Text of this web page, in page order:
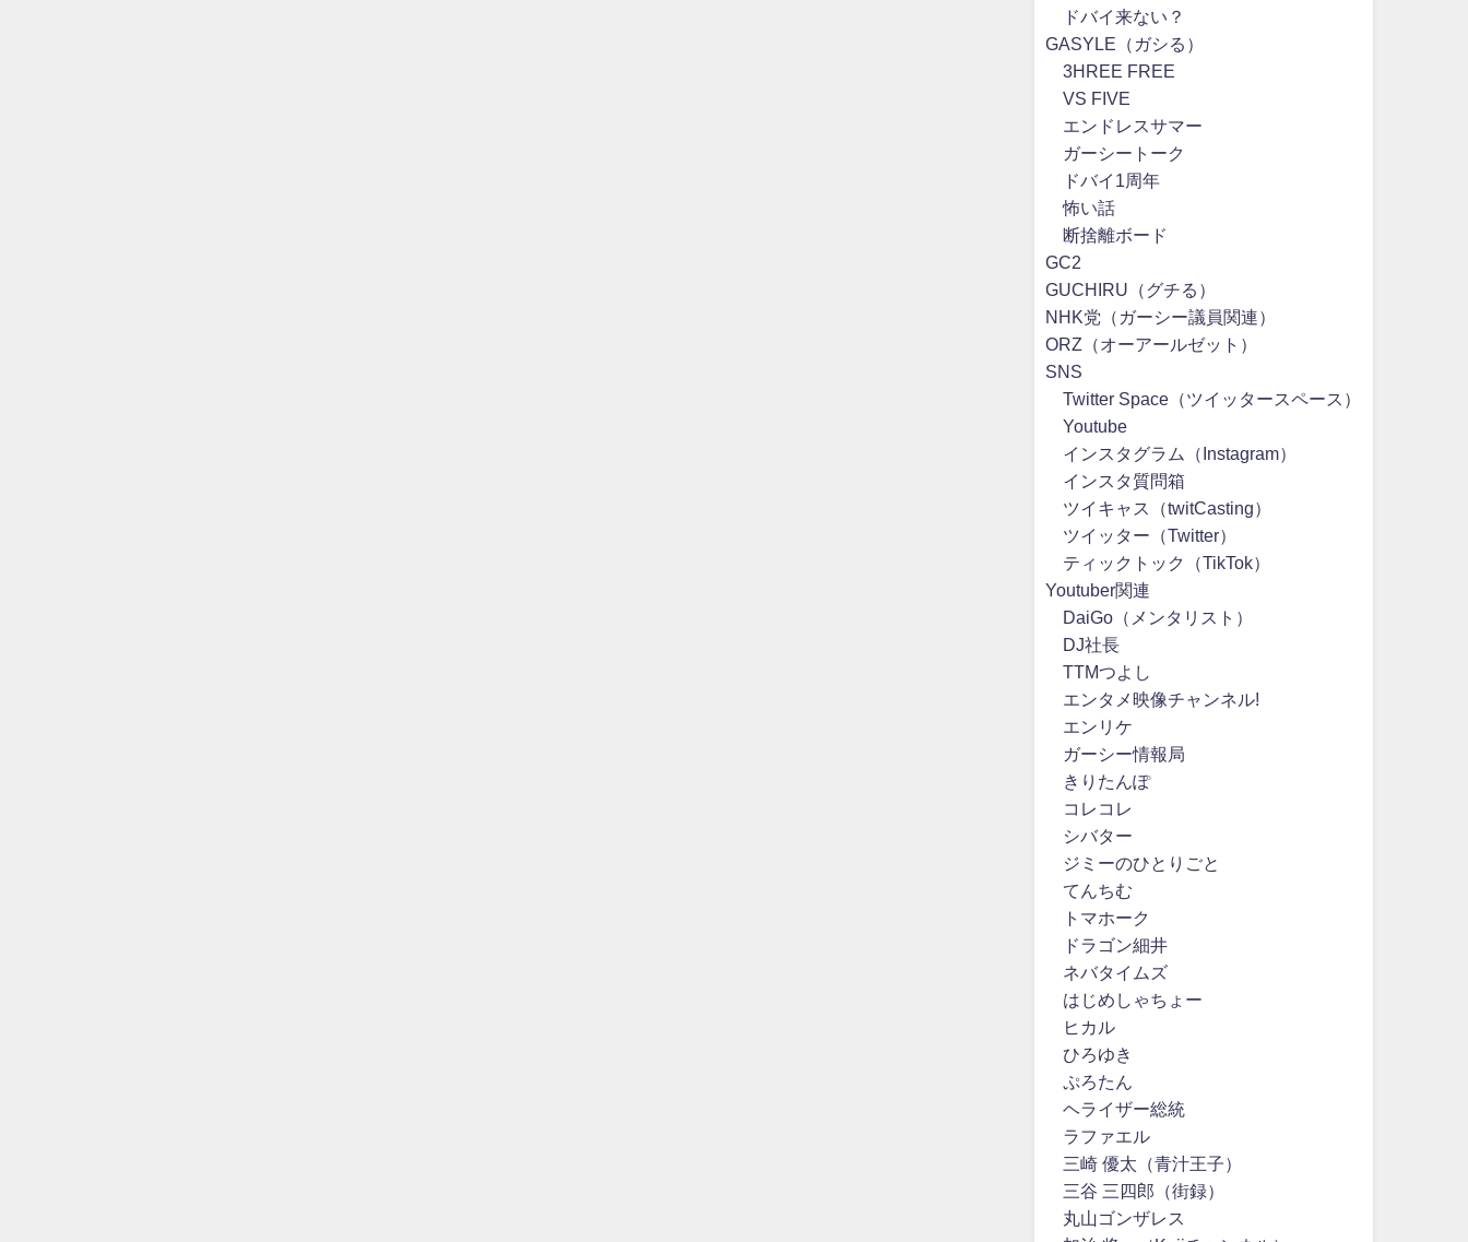
ドバイ来ない？
GASYLE（ガシる）
3HREE FREE
VS FIVE
エンドレスサマー
ガーシートーク
ドバイ1周年
怖い話
断捨離ボード
GC2
GUCHIRU（グチる）
NHK党（ガーシー議員関連）
ORZ（オーアールゼット）
SNS
Twitter Space（ツイッタースペース）
Youtube
インスタグラム（Instagram）
インスタ質問箱
ツイキャス（twitCasting）
ツイッター（Twitter）
ティックトック（TikTok）
Youtuber関連
DaiGo（メンタリスト）
DJ社長
TTMつよし
エンタメ映像チャンネル!
エンリケ
ガーシー情報局
きりたんぽ
コレコレ
シバター
ジミーのひとりごと
てんちむ
トマホーク
ドラゴン細井
ネバタイムズ
はじめしゃちょー
ヒカル
ひろゆき
ぷろたん
ヘライザー総統
ラファエル
三崎 優太（青汁王子）
三谷 三四郎（街録）
丸山ゴンザレス